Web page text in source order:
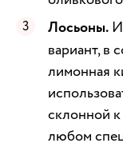
Лосьоны.
вариант, в
лимонная
склонной
любом